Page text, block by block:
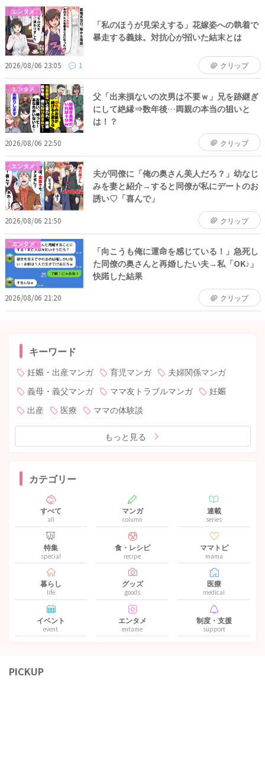
エンタメ
「私のほうが見栄えする」花嫁姿への執着で
暴走する義妹。対抗心が招いた結末とは
2026/08/06 23:05 1 クリップ
エンタメ
父「出来損ないの次男は不要ｗ」兄を跡継ぎ
にして絶縁⇒数年後…両親の本当の狙いと
は！？
2026/08/06 22:50 クリップ
エンタメ
夫が同僚に「俺の奥さん美人だろ？」幼なじ
みを妻と紹介→すると同僚が私にデートのお
誘い♡「喜んで」
2026/08/06 21:50 クリップ
エンタメ
「向こうも俺に運命を感じている！」急死し
た同僚の奥さんと再婚したい夫→私「OK♪」
快諾した結果
2026/08/06 21:20 クリップ
キーワード
妊娠・出産マンガ 育児マンガ
夫婦関係マンガ
義母・義父マンガ
ママ友トラブルマンガ
妊娠
出産
医療 ママの体験談
もっと見る
カテゴリー
すべて
all
マンガ
column
連載
series
特集
special
食・レシピ
recipe
ママトピ
mama
暮らし
life
グッズ
goods
医療
medical
イベント
event
エンタメ
entame
制度・支援
support
PICKUP